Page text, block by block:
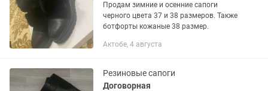
Продам зимние и осенние сапоги
черного цвета 37 и 38 размеров. Также
ботфорты кожаные 38 размер.
Актобе, 4 августа
Резиновые сапоги
Договорная